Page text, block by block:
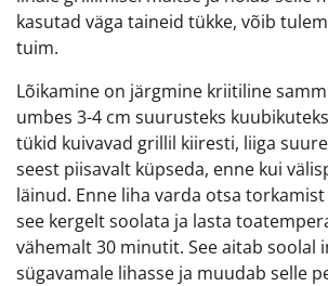
kasutad väga taineid tükke, võib
tuim.
Lõikamine on järgmine kriitiline
umbes 3-4 cm suurusteks
tükid kuivavad grillil kiiresti, liiga
seest piisavalt küpseda, enne kui
läinud. Enne liha varda otsa
see kergelt soolata ja lasta
vähemalt 30 minutit. See aitab soolal
sügavamale lihasse ja muudab selle